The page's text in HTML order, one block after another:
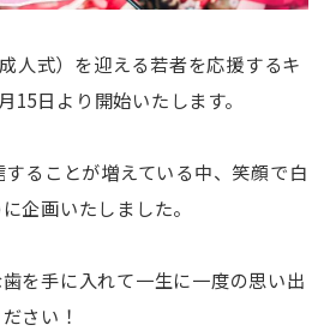
人式）を迎える若者を応援するキ
15日より開始いたします。
ることが増えている中、笑顔で白
企画いたしました。
を手に入れて一生に一度の思い出
さい！